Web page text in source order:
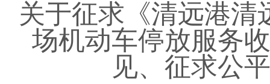
关于征求《清远港
场机动车停放服务
见、征求公